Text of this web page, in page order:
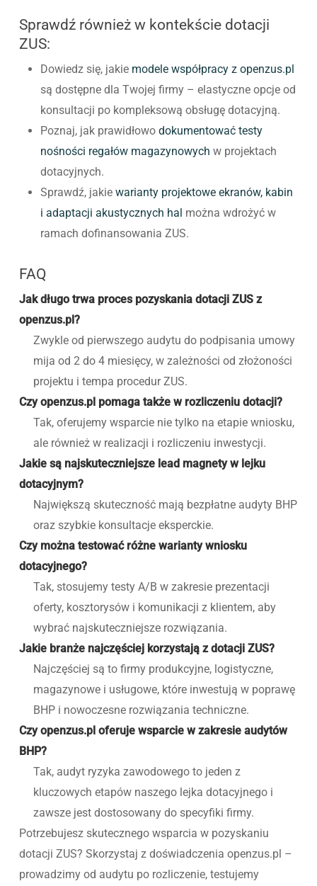
Sprawdź również w kontekście dotacji
ZUS:
Dowiedz się, jakie modele współpracy z openzus.pl
są dostępne dla Twojej firmy – elastyczne opcje od
konsultacji po kompleksową obsługę dotacyjną.
Poznaj, jak prawidłowo dokumentować testy
nośności regałów magazynowych w projektach
dotacyjnych.
Sprawdź, jakie warianty projektowe ekranów, kabin
i adaptacji akustycznych hal można wdrożyć w
ramach dofinansowania ZUS.
FAQ
Jak długo trwa proces pozyskania dotacji ZUS z
openzus.pl?
Zwykle od pierwszego audytu do podpisania umowy
mija od 2 do 4 miesięcy, w zależności od złożoności
projektu i tempa procedur ZUS.
Czy openzus.pl pomaga także w rozliczeniu dotacji?
Tak, oferujemy wsparcie nie tylko na etapie wniosku,
ale również w realizacji i rozliczeniu inwestycji.
Jakie są najskuteczniejsze lead magnety w lejku
dotacyjnym?
Największą skuteczność mają bezpłatne audyty BHP
oraz szybkie konsultacje eksperckie.
Czy można testować różne warianty wniosku
dotacyjnego?
Tak, stosujemy testy A/B w zakresie prezentacji
oferty, kosztorysów i komunikacji z klientem, aby
wybrać najskuteczniejsze rozwiązania.
Jakie branże najczęściej korzystają z dotacji ZUS?
Najczęściej są to firmy produkcyjne, logistyczne,
magazynowe i usługowe, które inwestują w poprawę
BHP i nowoczesne rozwiązania techniczne.
Czy openzus.pl oferuje wsparcie w zakresie audytów
BHP?
Tak, audyt ryzyka zawodowego to jeden z
kluczowych etapów naszego lejka dotacyjnego i
zawsze jest dostosowany do specyfiki firmy.
Potrzebujesz skutecznego wsparcia w pozyskaniu
dotacji ZUS? Skorzystaj z doświadczenia openzus.pl –
prowadzimy od audytu po rozliczenie, testujemy